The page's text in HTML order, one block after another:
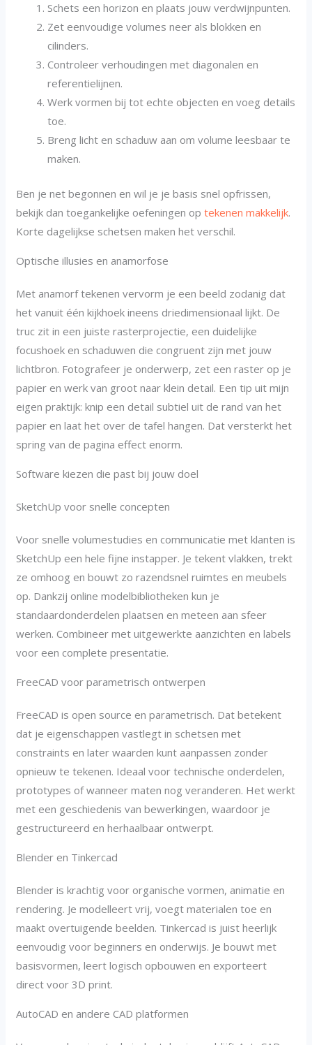
Schets een horizon en plaats jouw verdwijnpunten.
Zet eenvoudige volumes neer als blokken en
cilinders.
Controleer verhoudingen met diagonalen en
referentielijnen.
Werk vormen bij tot echte objecten en voeg details
toe.
Breng licht en schaduw aan om volume leesbaar te
maken.
Ben je net begonnen en wil je je basis snel opfrissen,
bekijk dan toegankelijke oefeningen optekenen makkelijk.
Korte dagelijkse schetsen maken het verschil.
Optische illusies en anamorfose
Met anamorf tekenen vervorm je een beeld zodanig dat
het vanuit één kijkhoek ineens driedimensionaal lijkt. De
truc zit in een juiste rasterprojectie, een duidelijke
focushoek en schaduwen die congruent zijn met jouw
lichtbron. Fotografeer je onderwerp, zet een raster op je
papier en werk van groot naar klein detail. Een tip uit mijn
eigen praktijk: knip een detail subtiel uit de rand van het
papier en laat het over de tafel hangen. Dat versterkt het
spring van de pagina effect enorm.
Software kiezen die past bij jouw doel
SketchUp voor snelle concepten
Voor snelle volumestudies en communicatie met klanten is
SketchUp een hele fijne instapper. Je tekent vlakken, trekt
ze omhoog en bouwt zo razendsnel ruimtes en meubels
op. Dankzij online modelbibliotheken kun je
standaardonderdelen plaatsen en meteen aan sfeer
werken. Combineer met uitgewerkte aanzichten en labels
voor een complete presentatie.
FreeCAD voor parametrisch ontwerpen
FreeCAD is open source en parametrisch. Dat betekent
dat je eigenschappen vastlegt in schetsen met
constraints en later waarden kunt aanpassen zonder
opnieuw te tekenen. Ideaal voor technische onderdelen,
prototypes of wanneer maten nog veranderen. Het werkt
met een geschiedenis van bewerkingen, waardoor je
gestructureerd en herhaalbaar ontwerpt.
Blender en Tinkercad
Blender is krachtig voor organische vormen, animatie en
rendering. Je modelleert vrij, voegt materialen toe en
maakt overtuigende beelden. Tinkercad is juist heerlijk
eenvoudig voor beginners en onderwijs. Je bouwt met
basisvormen, leert logisch opbouwen en exporteert
direct voor 3D print.
AutoCAD en andere CAD platformen